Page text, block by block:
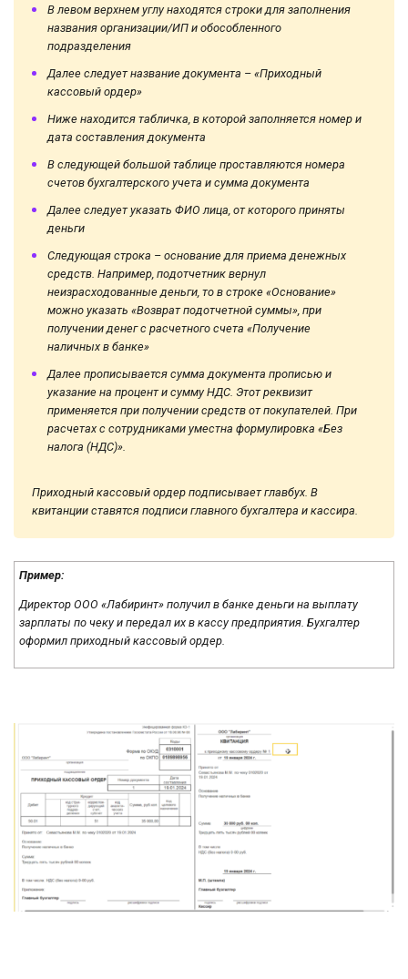
В левом верхнем углу находятся строки для заполнения
названия организации/ИП и обособленного
подразделения
Далее следует название документа – «Приходный
кассовый ордер»
Ниже находится табличка, в которой заполняется номер и
дата составления документа
В следующей большой таблице проставляются номера
счетов бухгалтерского учета и сумма документа
Далее следует указать ФИО лица, от которого приняты
деньги
Следующая строка – основание для приема денежных
средств. Например, подотчетник вернул
неизрасходованные деньги, то в строке «Основание»
можно указать «Возврат подотчетной суммы», при
получении денег с расчетного счета «Получение
наличных в банке»
Далее прописывается сумма документа прописью и
указание на процент и сумму НДС. Этот реквизит
применяется при получении средств от покупателей. При
расчетах с сотрудниками уместна формулировка «Без
налога (НДС)».
Приходный кассовый ордер подписывает главбух. В
квитанции ставятся подписи главного бухгалтера и кассира.
Пример:
Директор ООО «Лабиринт» получил в банке деньги на выплату
зарплаты по чеку и передал их в кассу предприятия. Бухгалтер
оформил приходный кассовый ордер.